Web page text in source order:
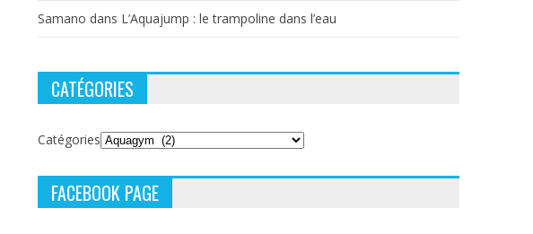
Samano dans L’Aquajump : le trampoline dans l’eau
CATÉGORIES
Catégories
FACEBOOK PAGE